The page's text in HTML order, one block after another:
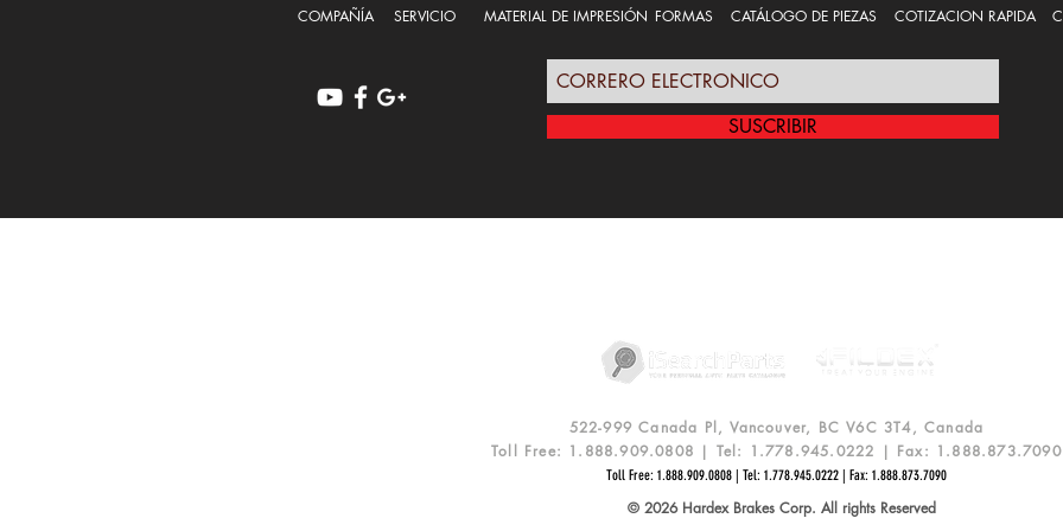
SUSCRIBIR
COMPAÑÍA SERVICIO MATERIAL DE IMPRESIÓN FORMAS CATÁLOGO DE PIEZAS COTIZACION RAPIDA
522-999 Canada Pl, Vancouver, BC V6C 3T4, Canada
Toll Free: 1.888.909.0808 | Tel: 1.778.945.0222 | Fax: 1.888.873.7090
Toll Free: 1.888.909.0808 | Tel: 1.778.945.0222 | Fax: 1.888.873.7090
© 2026 Hardex Brakes Corp. All rights Reserved